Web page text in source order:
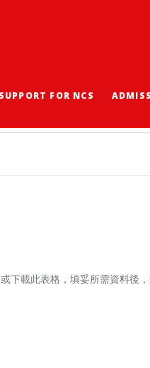
FOR NCS
下載此表格，填妥所需資料後